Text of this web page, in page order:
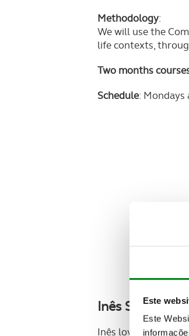
Este
Este
Methodology:
We will use the
life contexts,
Two months
Schedule: Mondays
Inês Saraiva e
Inês loves